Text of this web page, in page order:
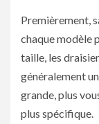
Premièrement,
chaque modèle
taille, les
généralement
grande, plus
plus spécifique.